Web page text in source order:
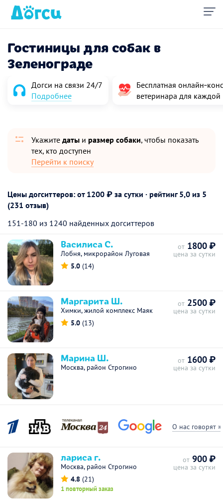
Гостиницы для собак в
Зеленограде
Догси на связи 24/7
Подробнее
Бесплатная
ветеринара для
Укажите даты и размер собаки, чтобы показать
тех, кто доступен
Перейти к поиску
Цены догситтеров: от 1200 ₽ за сутки · рейтинг 5,0 из 5
(231 отзыв)
151-180 из 1240 найденных догситтеров
Василиса С.
Лобня, микрорайон Луговая
5.0 (14)
от 1800 ₽
цена за сутки
Маргарита Ш.
Химки, жилой комплекс Маяк
5.0 (13)
от 2500 ₽
цена за сутки
Марина Ш.
Москва, район Строгино
от 1600 ₽
цена за сутки
О нас говорят »
лариса г.
Москва, район Строгино
4.8 (21)
1 повторный заказ
от 900 ₽
цена за сутки